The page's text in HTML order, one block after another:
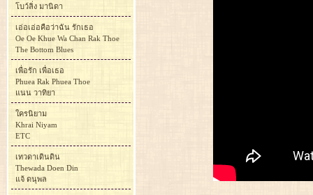
โบว์ลิ่ง มานิดา
เอ่อเอ่อคือว่าฉัน รักเธอ
Oe Oe Khue Wa Chan Rak Thoe
The Bottom Blues
เพื่อรัก เพื่อเธอ
Phuea Rak Phuea Thoe
แนน วาทิยา
ใครนิยาม
Khrai Niyam
ETC
เทวดาเดินดิน
Thewada Doen Din
แจ้ ดนุพล